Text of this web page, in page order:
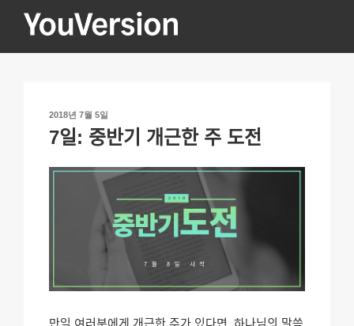
YOUVERSION
작
성
일
2018년 7월 5일
7일: 중반기 개근한 주 도전